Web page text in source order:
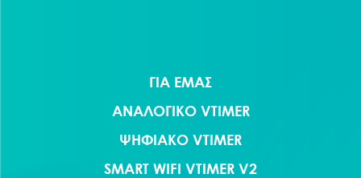
ΓΙΑ ΕΜΑΣ
ΑΝΑΛΟΓΙΚΟ VTIMER
ΨΗΦΙΑΚΟ VTIMER
SMART WIFI VTIMER V2